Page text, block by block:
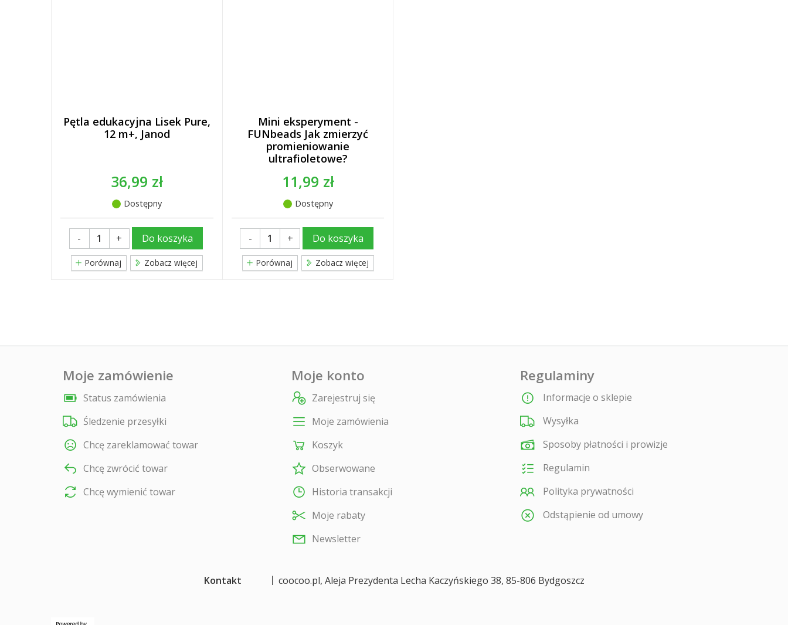
Pętla edukacyjna Lisek Pure,
12 m+, Janod
36,99 zł
Dostępny
- + Do koszyka
Porównaj Zobacz więcej
Mini eksperyment -
FUNbeads Jak zmierzyć
promieniowanie
ultrafioletowe?
11,99 zł
Dostępny
- + Do koszyka
Porównaj Zobacz więcej
Moje zamówienie
Status zamówienia
Śledzenie przesyłki
Chcę zareklamować towar
Chcę zwrócić towar
Chcę wymienić towar
Moje konto
Zarejestruj się
Moje zamówienia
Koszyk
Obserwowane
Historia transakcji
Moje rabaty
Newsletter
Regulaminy
Informacje o sklepie
Wysyłka
Sposoby płatności i prowizje
Regulamin
Polityka prywatności
Odstąpienie od umowy
Kontakt coocoo.pl, Aleja Prezydenta Lecha Kaczyńskiego 38, 85-806 Bydgoszcz